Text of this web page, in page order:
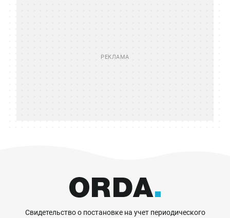
Свидетельство о постановке на учет периодического